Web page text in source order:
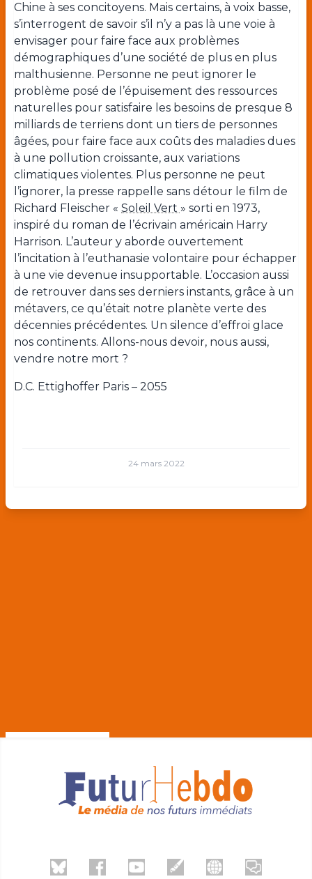
Chine à ses concitoyens. Mais certains, à voix basse,
s’interrogent de savoir s’il n’y a pas là une voie à
envisager pour faire face aux problèmes
démographiques d’une société de plus en plus
malthusienne. Personne ne peut ignorer le
problème posé de l’épuisement des ressources
naturelles pour satisfaire les besoins de presque 8
milliards de terriens dont un tiers de personnes
âgées, pour faire face aux coûts des maladies dues
à une pollution croissante, aux variations
climatiques violentes. Plus personne ne peut
l’ignorer, la presse rappelle sans détour le film de
Richard Fleischer « Soleil Vert » sorti en 1973,
inspiré du roman de l’écrivain américain Harry
Harrison. L’auteur y aborde ouvertement
l’incitation à l’euthanasie volontaire pour échapper
à une vie devenue insupportable. L’occasion aussi
de retrouver dans ses derniers instants, grâce à un
métavers, ce qu’était notre planète verte des
décennies précédentes. Un silence d’effroi glace
nos continents. Allons-nous devoir, nous aussi,
vendre notre mort ?
D.C. Ettighoffer Paris – 2055
24 mars 2022